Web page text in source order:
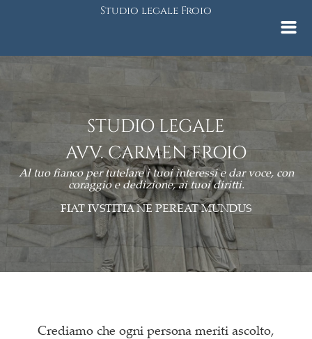
Studio legale Froio
STUDIO LEGALE
AVV. CARMEN FROIO
Al tuo fianco per tutelare i tuoi interessi e dar voce, con
coraggio e dedizione, ai tuoi diritti.
FIAT IVSTITIA NE PEREAT MUNDUS
Crediamo che ogni persona meriti ascolto,